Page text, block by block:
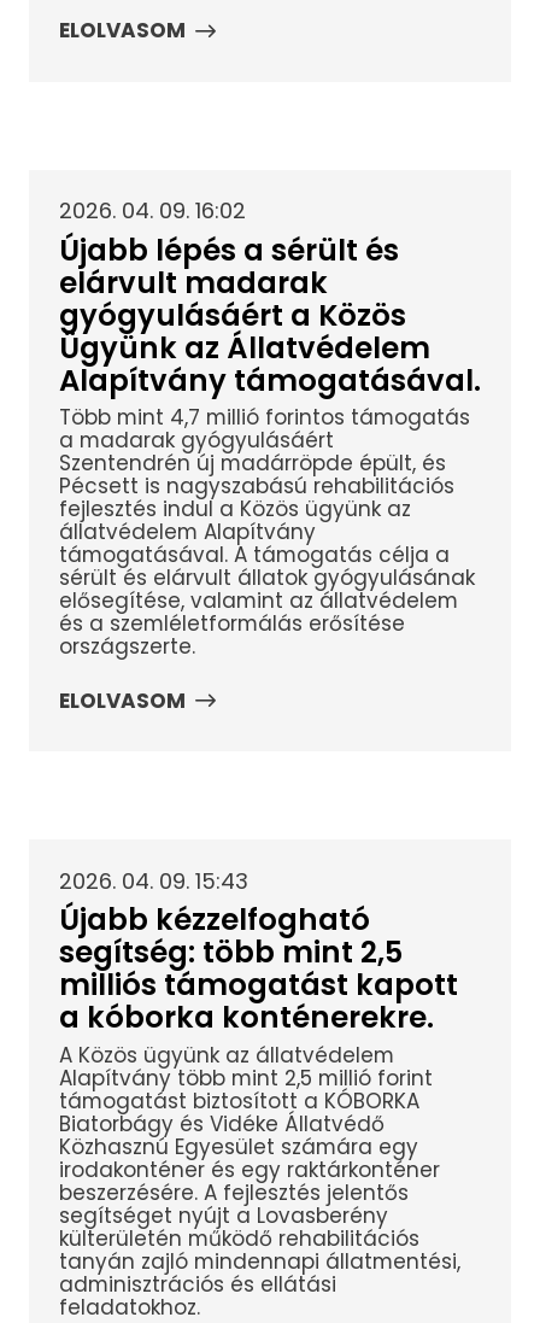
ELOLVASOM
2026. 04. 09. 16:02
Újabb lépés a sérült és
elárvult madarak
gyógyulásáért a Közös
Ügyünk az Állatvédelem
Alapítvány támogatásával.
Több mint 4,7 millió forintos támogatás
a madarak gyógyulásáért
Szentendrén új madárröpde épült, és
Pécsett is nagyszabású rehabilitációs
fejlesztés indul a Közös ügyünk az
állatvédelem Alapítvány
támogatásával. A támogatás célja a
sérült és elárvult állatok gyógyulásának
elősegítése, valamint az állatvédelem
és a szemléletformálás erősítése
országszerte.
ELOLVASOM
2026. 04. 09. 15:43
Újabb kézzelfogható
segítség: több mint 2,5
milliós támogatást kapott
a kóborka konténerekre.
A Közös ügyünk az állatvédelem
Alapítvány több mint 2,5 millió forint
támogatást biztosított a KÓBORKA
Biatorbágy és Vidéke Állatvédő
Közhasznú Egyesület számára egy
irodakonténer és egy raktárkonténer
beszerzésére. A fejlesztés jelentős
segítséget nyújt a Lovasberény
külterületén működő rehabilitációs
tanyán zajló mindennapi állatmentési,
adminisztrációs és ellátási
feladatokhoz.